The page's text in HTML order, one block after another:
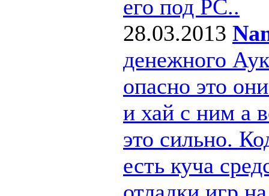
его под РС..
28.03.2013
денежного
опасно это
и хай с ним а
это сильно.
есть куча